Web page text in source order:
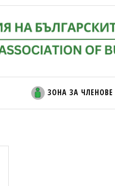
ЗОНА ЗА ЧЛЕНОВЕ